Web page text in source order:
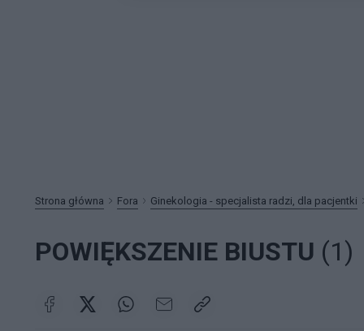
Strona główna Fora Ginekologia - specjalista radzi, dla pacjentki
POWIĘKSZENIE BIUSTU (1)